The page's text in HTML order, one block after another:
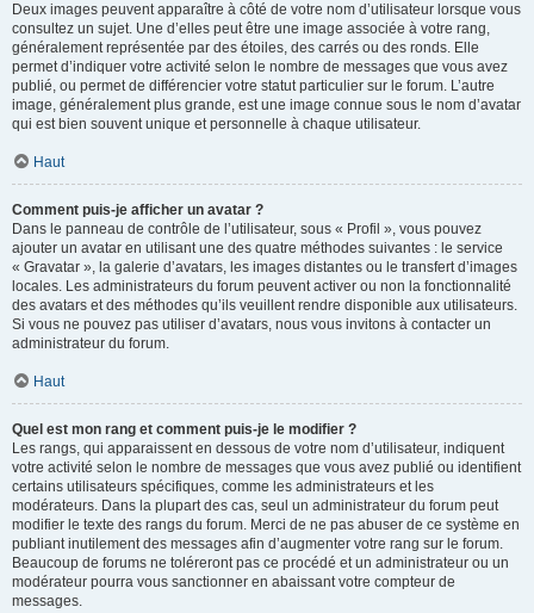
Deux images peuvent apparaître à côté de votre nom d’utilisateur lorsque vous
consultez un sujet. Une d’elles peut être une image associée à votre rang,
généralement représentée par des étoiles, des carrés ou des ronds. Elle
permet d’indiquer votre activité selon le nombre de messages que vous avez
publié, ou permet de différencier votre statut particulier sur le forum. L’autre
image, généralement plus grande, est une image connue sous le nom d’avatar
qui est bien souvent unique et personnelle à chaque utilisateur.
Haut
Comment puis-je afficher un avatar ?
Dans le panneau de contrôle de l’utilisateur, sous « Profil », vous pouvez
ajouter un avatar en utilisant une des quatre méthodes suivantes : le service
« Gravatar », la galerie d’avatars, les images distantes ou le transfert d’images
locales. Les administrateurs du forum peuvent activer ou non la fonctionnalité
des avatars et des méthodes qu’ils veuillent rendre disponible aux utilisateurs.
Si vous ne pouvez pas utiliser d’avatars, nous vous invitons à contacter un
administrateur du forum.
Haut
Quel est mon rang et comment puis-je le modifier ?
Les rangs, qui apparaissent en dessous de votre nom d’utilisateur, indiquent
votre activité selon le nombre de messages que vous avez publié ou identifient
certains utilisateurs spécifiques, comme les administrateurs et les
modérateurs. Dans la plupart des cas, seul un administrateur du forum peut
modifier le texte des rangs du forum. Merci de ne pas abuser de ce système en
publiant inutilement des messages afin d’augmenter votre rang sur le forum.
Beaucoup de forums ne toléreront pas ce procédé et un administrateur ou un
modérateur pourra vous sanctionner en abaissant votre compteur de
messages.